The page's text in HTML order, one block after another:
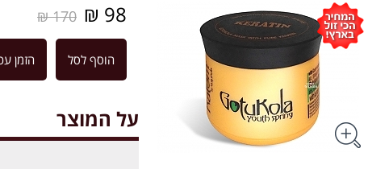
98 ₪
170 ₪
הוסף לסל הזמן
על המוצר